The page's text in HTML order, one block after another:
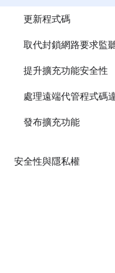
更新程式碼
取代封鎖網路要求監
提升擴充功能安全性
處理遠端代管程式碼
發布擴充功能
安全性與隱私權